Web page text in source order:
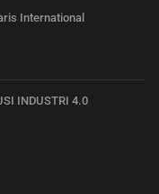
International
INDUSTRI 4.0